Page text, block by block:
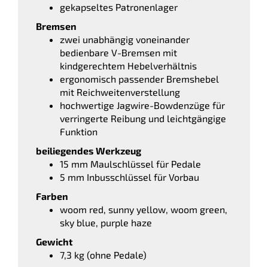
gekapseltes Patronenlager
Bremsen
zwei unabhängig voneinander
bedienbare V-Bremsen mit
kindgerechtem Hebelverhältnis
ergonomisch passender Bremshebel
mit Reichweitenverstellung
hochwertige Jagwire-Bowdenzüge für
verringerte Reibung und leichtgängige
Funktion
beiliegendes Werkzeug
15 mm Maulschlüssel für Pedale
5 mm Inbusschlüssel für Vorbau
Farben
woom red, sunny yellow, woom green,
sky blue, purple haze
Gewicht
7,3 kg (ohne Pedale)